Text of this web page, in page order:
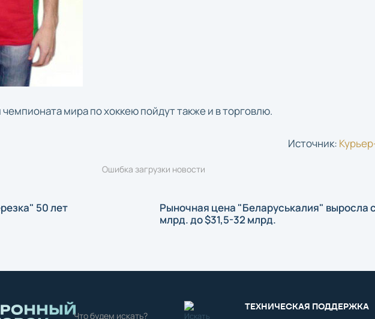
мира по хоккею пойдут также и в торговлю.
Источник:
Ошибка загрузки новости
50 лет
Рыночная цена "Беларуськалия" выросла
млрд. до $31,5-32 млрд.
ТЕХНИЧЕСКАЯ ПОДДЕРЖКА